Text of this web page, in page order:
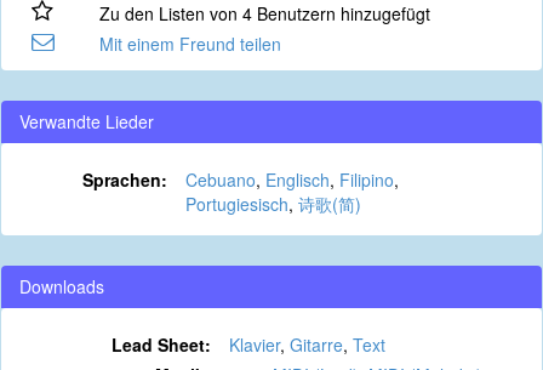
Zu den Listen von 4 Benutzern hinzugefügt
Mit einem Freund teilen
Verwandte Lieder
Sprachen: Cebuano, Englisch, Filipino,
Portugiesisch, 诗歌(简)
Downloads
Lead Sheet: Klavier, Gitarre, Text